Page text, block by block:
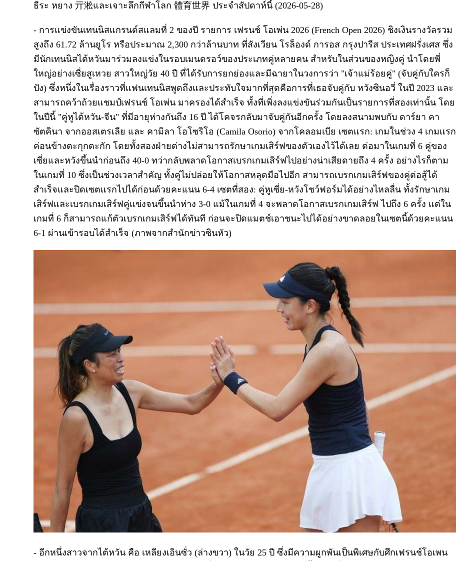
ธีระ หยาง 亓淞และเจาะลึกกีฬาโลก 體育世界 ประจำสัปดาห์นี้ (2026-05-28)
- การแข่งขันเทนนิสแกรนด์สแลมที่ 2 ของปี รายการ เฟรนช์ โอเพ่น 2026 (French Open 2026) ชิงเงินรางวัลรวม
สูงถึง 61.72 ล้านยูโร หรือประมาณ 2,300 กว่าล้านบาท ที่สังเวียน โรล็องด์ การอส กรุงปารีส ประเทศฝรั่งเศส ซึ่ง
มีนักเทนนิสไต้หวันมาร่วมลงแข่งในรอบเมนดรอว์ของประเภทคู่หลายคน สำหรับในส่วนของหญิงคู่ นำโดยพี่
ใหญ่อย่างเซี่ยสูเหวย สาวใหญ่วัย 40 ปี ที่ได้รับการยกย่องและมีฉายาในวงการว่า "เจ้าแม่ร้อยคู่" (จับคู่กับใครก็
ปัง) ซึ่งหนึ่งในเรื่องราวที่แฟนเทนนิสพูดถึงและประทับใจมากที่สุดคือการที่เธอจับคู่กับ หวังซินอวี่ ในปี 2023 และ
สามารถคว้าถ้วยแชมป์เฟรนช์ โอเพ่น มาครองได้สำเร็จ ทั้งที่เพิ่งลงแข่งขันร่วมกันเป็นรายการที่สองเท่านั้น โดย
ในปีนี้ "คู่หูไต้หวัน-จีน" ที่มีอายุห่างกันถึง 16 ปี ได้โคจรกลับมาจับคู่กันอีกครั้ง โดยลงสนามพบกับ ดาร์ยา คา
ซัตคินา จากออสเตรเลีย และ คามิลา โอโซริโอ (Camila Osorio) จากโคลอมเบีย เซตแรก: เกมในช่วง 4 เกมแรก
ค่อนข้างตะกุกตะกัก โดยทั้งสองฝ่ายต่างไม่สามารถรักษาเกมเสิร์ฟของตัวเองไว้ได้เลย ต่อมาในเกมที่ 6 คู่ของ
เซี่ยและหวังขึ้นนำก่อนถึง 40-0 ทว่ากลับพลาดโอกาสเบรกเกมเสิร์ฟไปอย่างน่าเสียดายถึง 4 ครั้ง อย่างไรก็ตาม
ในเกมที่ 10 ซึ่งเป็นช่วงเวลาสำคัญ ทั้งคู่ไม่ปล่อยให้โอกาสหลุดมือไปอีก สามารถเบรกเกมเสิร์ฟของคู่ต่อสู้ได้
สำเร็จและปิดเซตแรกไปได้ก่อนด้วยคะแนน 6-4 เซตที่สอง: คู่หูเซี่ย-หวังโชว์ฟอร์มได้อย่างไหลลื่น ทั้งรักษาเกม
เสิร์ฟและเบรกเกมเสิร์ฟคู่แข่งจนขึ้นนำห่าง 3-0 แม้ในเกมที่ 4 จะพลาดโอกาสเบรกเกมเสิร์ฟ ไปถึง 6 ครั้ง แต่ใน
เกมที่ 6 ก็สามารถแก้ตัวเบรกเกมเสิร์ฟได้ทันที ก่อนจะปิดแมตช์เอาชนะไปได้อย่างขาดลอยในเซตนี้ด้วยคะแนน
6-1 ผ่านเข้ารอบได้สำเร็จ (ภาพจากสำนักข่าวซินหัว)
- อีกหนึ่งสาวจากไต้หวัน คือ เหลียงเอินซั่ว (ล่างขวา) ในวัย 25 ปี ซึ่งมีความผูกพันเป็นพิเศษกับศึกเฟรนช์โอเพน